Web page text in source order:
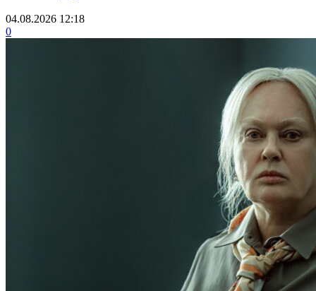
04.08.2026 12:18
0